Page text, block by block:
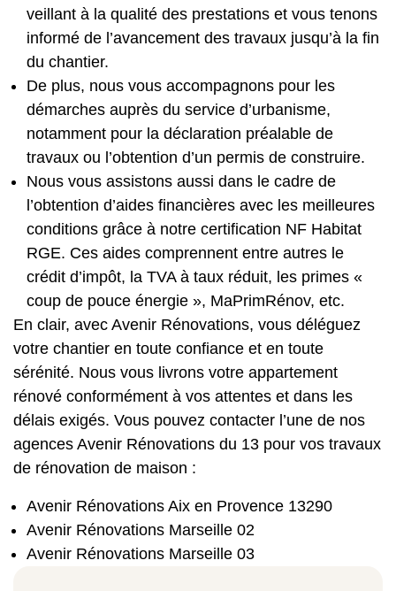
veillant à la qualité des prestations et vous tenons
informé de l’avancement des travaux jusqu’à la fin
du chantier.
De plus, nous vous accompagnons pour les
démarches auprès du service d’urbanisme,
notamment pour la déclaration préalable de
travaux ou l’obtention d’un permis de construire.
Nous vous assistons aussi dans le cadre de
l’obtention d’aides financières avec les meilleures
conditions grâce à notre certification NF Habitat
RGE. Ces aides comprennent entre autres le
crédit d’impôt, la TVA à taux réduit, les primes «
coup de pouce énergie », MaPrimRénov, etc.
En clair, avec Avenir Rénovations, vous déléguez
votre chantier en toute confiance et en toute
sérénité. Nous vous livrons votre appartement
rénové conformément à vos attentes et dans les
délais exigés. Vous pouvez contacter l’une de nos
agences Avenir Rénovations du 13 pour vos travaux
de rénovation de maison :
Avenir Rénovations Aix en Provence 13290
Avenir Rénovations Marseille 02
Avenir Rénovations Marseille 03